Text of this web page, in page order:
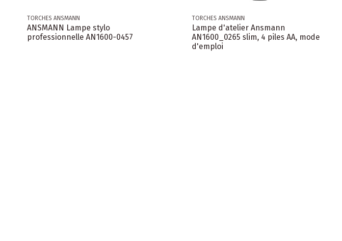
TORCHES ANSMANN
ANSMANN Lampe stylo
professionnelle AN1600-0457
TORCHES ANSMANN
Lampe d'atelier Ansmann
AN1600_0265 slim, 4 piles AA, mode
d'emploi